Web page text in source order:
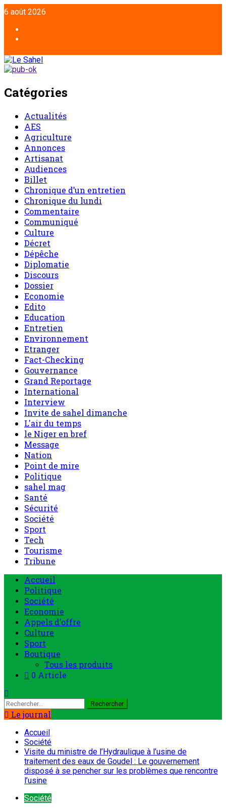
6 août 2026
Catégories
Actualités
AES
Agriculture
Annonces
Artisanat
Audiences
Billet
Chronique d’un entretien
Chronique du lundi
Commentaire
Communiqué
Culture
Décret
Dépêche
Diplomatie
Discours
Dossier
Economie
Edito
Education
Entretien
Environnement
Etranger
Fact-Checking
Gouvernance
Grand Reportage
International
Interview
Invite de sahel dimanche
L'air du temps
le Niger en bref
Message
Nation
Point de mire
Politique
sahel mag
Santé
Sécurité
Société
Sport
Tech
Tourisme
Tribune
Accueil
Politique
Société
Economie
Appels d’offre
Culture
Sport
Boutique
Tous les produits
0 Article
Le journal
Accueil
Société
Visite du ministre de l’Hydraulique à l’usine de
traitement des eaux de Goudel : Le gouvernement
disposé à se pencher sur les problèmes que rencontre
l’usine
Société